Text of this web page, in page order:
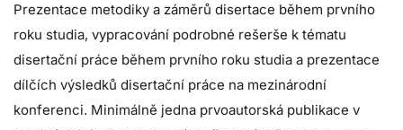
Prezentace metodiky a záměrů disertace během prvního
roku studia, vypracování podrobné rešerše k tématu
disertační práce během prvního roku studia a prezentace
dílčích výsledků disertační práce na mezinárodní
konferenci. Minimálně jedna prvoautorská publikace v